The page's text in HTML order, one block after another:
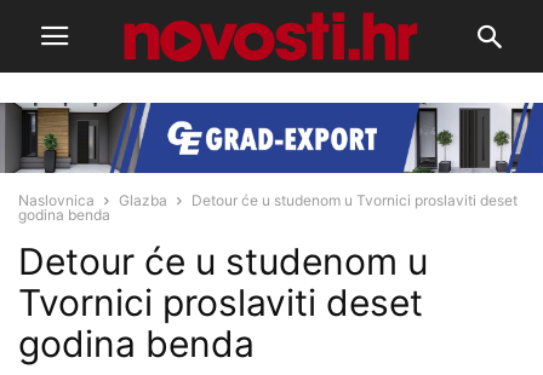
Naslovnica Glazba
Detour će u studenom u Tvornici proslaviti deset
godina benda
Detour će u studenom u
Tvornici proslaviti deset
godina benda